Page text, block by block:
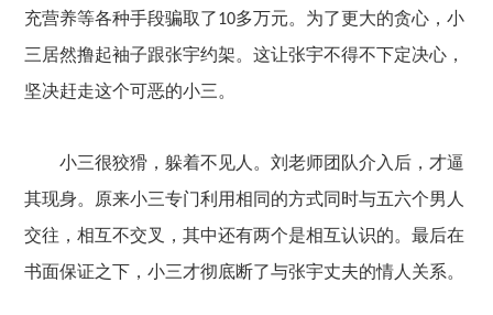
充营养等各种手段骗取了10多万元。为了更大的贪心，小
三居然撸起袖子跟张宇约架。这让张宇不得不下定决心，
坚决赶走这个可恶的小三。
小三很狡猾，躲着不见人。刘老师团队介入后，才逼
其现身。 原来小三专门利用相同的方式同时与五六个男人
交往，相互不交叉，其中还有两个是相互认识的。最后在
书面保证之下，小三才彻底断了与张宇丈夫的情人关系。